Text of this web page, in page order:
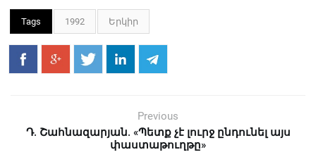
Tags 1992 Երկիր
Previous
Դ. Շահնազարյան. «Պետք չէ լուրջ ընդունել այս
փաստաթուղթը»